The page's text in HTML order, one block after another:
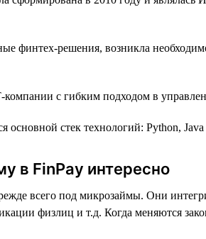
финтех-решения, возникла
с гибким подходом в
основной стек технологий: Python,
в FinPay интересно
всего под микрозаймы. Они
физлиц и т.д. Когда меняются